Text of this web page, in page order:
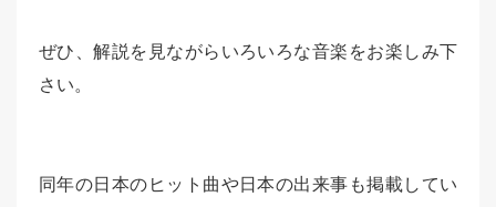
ぜひ、解説を見ながらいろいろな音楽をお楽しみ下
さい。
同年の日本のヒット曲や日本の出来事も掲載してい